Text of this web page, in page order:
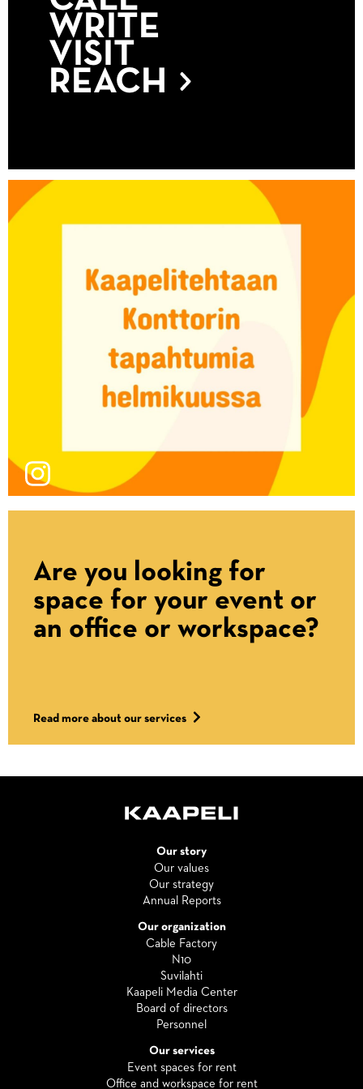
WRITE
VISIT
REACH
Are you looking for
space for your event or
an office or workspace?
Read more about our services
Our story
Our values
Our strategy
Annual Reports
Our organization
Cable Factory
N10
Suvilahti
Kaapeli Media Center
Board of directors
Personnel
Our services
Event spaces for rent
Office and workspace for rent